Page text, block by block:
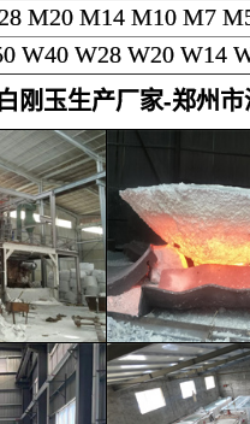
M20 M14 M10 M7
W40 W28 W20 W14
刚玉生产厂家-郑州